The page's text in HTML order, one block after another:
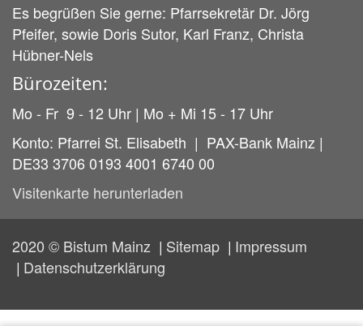
Es begrüßen Sie gerne: Pfarrsekretär Dr. Jörg
Pfeifer, sowie Doris Sutor, Karl Franz, Christa
Hübner-Nels
Bürozeiten:
Mo - Fr 9 - 12 Uhr | Mo + Mi 15 - 17 Uhr
Konto: Pfarrei St. Elisabeth | PAX-Bank Mainz |
DE33 3706 0193 4001 6740 00
Visitenkarte herunterladen
2020 © Bistum Mainz Sitemap
Impressum
Datenschutzerklärung